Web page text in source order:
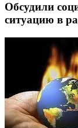
Обсудили
ситуацию в